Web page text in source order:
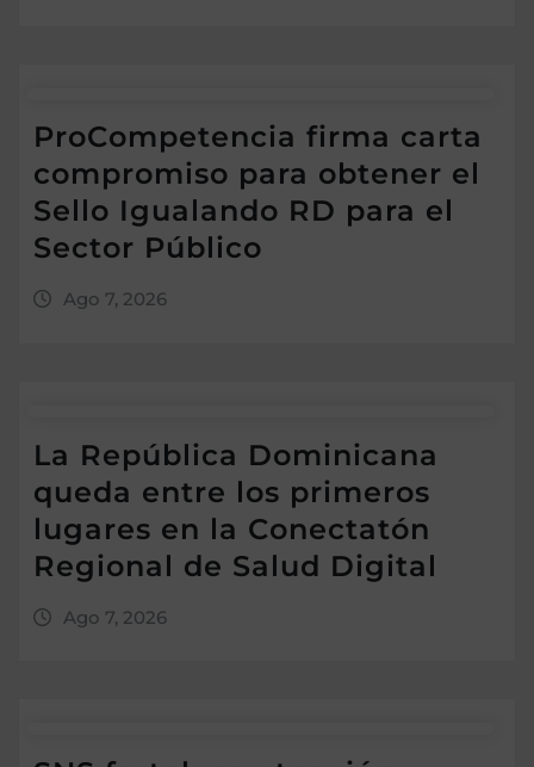
ProCompetencia firma carta
compromiso para obtener el
Sello Igualando RD para el
Sector Público
Ago 7, 2026
La República Dominicana
queda entre los primeros
lugares en la Conectatón
Regional de Salud Digital
Ago 7, 2026